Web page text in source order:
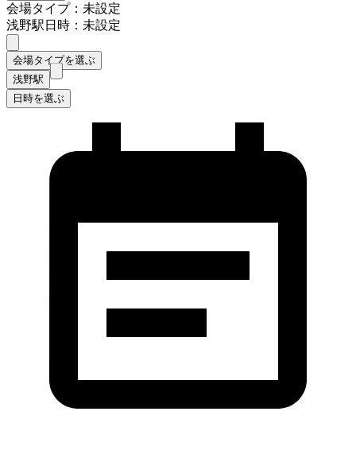
会場タイプ：未設定
浅野駅日時：未設定
会場タイプを選ぶ
浅野駅
日時を選ぶ